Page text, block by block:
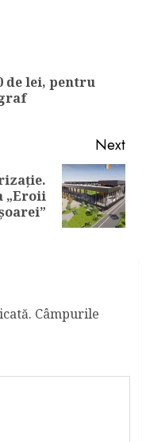
de lei, pentru
Next
„Eroii
Câmpurile